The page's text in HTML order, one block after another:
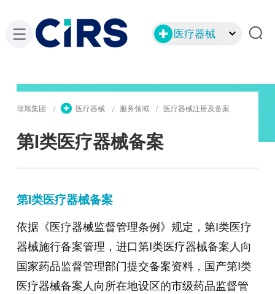
医疗器械
瑞旭集团 医疗器械 服务领域 医疗器械注册及备案
第I类医疗器械备案
第I类医疗器械备案
依据《医疗器械监督管理条例》规定，第I类医疗
器械施行备案管理，进口第I类医疗器械备案人向
国家药品监督管理部门提交备案资料，国产第I类
医疗器械备案人向所在地设区的市级药品监督管